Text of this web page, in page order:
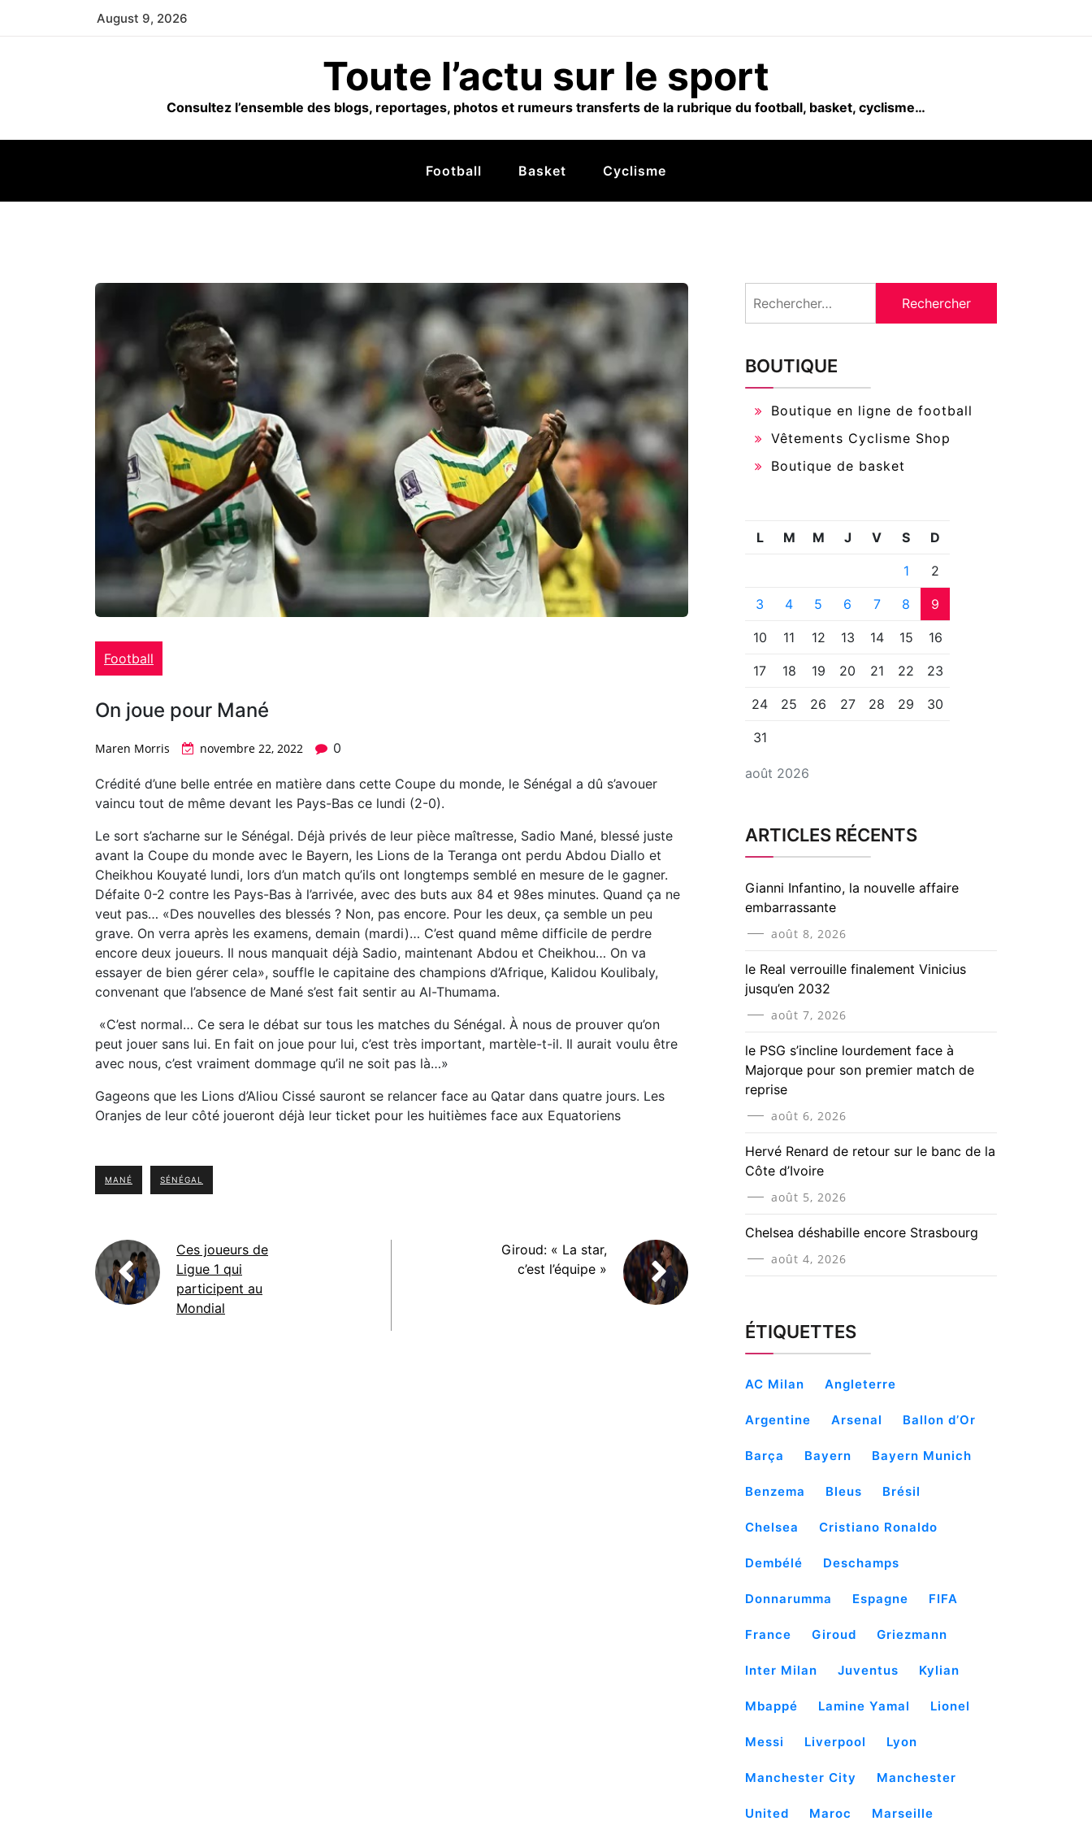
August 9, 2026
Toute l’actu sur le sport
Consultez l’ensemble des blogs, reportages, photos et rumeurs transferts de la rubrique du football, basket, cyclisme…
Football Basket Cyclisme
Football
On joue pour Mané
Maren Morris novembre 22, 2022 0
Crédité d’une belle entrée en matière dans cette Coupe du monde, le Sénégal a dû s’avouer
vaincu tout de même devant les Pays-Bas ce lundi (2-0).
Le sort s’acharne sur le Sénégal. Déjà privés de leur pièce maîtresse, Sadio Mané, blessé juste
avant la Coupe du monde avec le Bayern, les Lions de la Teranga ont perdu Abdou Diallo et
Cheikhou Kouyaté lundi, lors d’un match qu’ils ont longtemps semblé en mesure de le gagner.
Défaite 0-2 contre les Pays-Bas à l’arrivée, avec des buts aux 84 et 98es minutes. Quand ça ne
veut pas… «Des nouvelles des blessés ? Non, pas encore. Pour les deux, ça semble un peu
grave. On verra après les examens, demain (mardi)… C’est quand même difficile de perdre
encore deux joueurs. Il nous manquait déjà Sadio, maintenant Abdou et Cheikhou… On va
essayer de bien gérer cela», souffle le capitaine des champions d’Afrique, Kalidou Koulibaly,
convenant que l’absence de Mané s’est fait sentir au Al-Thumama.
«C’est normal… Ce sera le débat sur tous les matches du Sénégal. À nous de prouver qu’on
peut jouer sans lui. En fait on joue pour lui, c’est très important, martèle-t-il. Il aurait voulu être
avec nous, c’est vraiment dommage qu’il ne soit pas là…»
Gageons que les Lions d’Aliou Cissé sauront se relancer face au Qatar dans quatre jours. Les
Oranjes de leur côté joueront déjà leur ticket pour les huitièmes face aux Equatoriens
MANÉ SÉNÉGAL
Ces joueurs de
Ligue 1 qui
participent au
Mondial
Giroud: « La star,
c’est l’équipe »
BOUTIQUE
Boutique en ligne de football
Vêtements Cyclisme Shop
Boutique de basket
août 2026
L M M J V S D
1 2
3 4 5 6 7 8 9
10 11 12 13 14 15 16
17 18 19 20 21 22 23
24 25 26 27 28 29 30
31
ARTICLES RÉCENTS
Gianni Infantino, la nouvelle affaire
embarrassante
août 8, 2026
le Real verrouille finalement Vinicius
jusqu’en 2032
août 7, 2026
le PSG s’incline lourdement face à
Majorque pour son premier match de
reprise
août 6, 2026
Hervé Renard de retour sur le banc de la
Côte d’Ivoire
août 5, 2026
Chelsea déshabille encore Strasbourg
août 4, 2026
ÉTIQUETTES
AC Milan Angleterre
Argentine Arsenal Ballon d’Or
Barça Bayern Bayern Munich
Benzema Bleus Brésil
Chelsea Cristiano Ronaldo
Dembélé Deschamps
Donnarumma Espagne FIFA
France Giroud Griezmann
Inter Milan Juventus Kylian
Mbappé Lamine Yamal Lionel
Messi Liverpool Lyon
Manchester City Manchester
United Maroc Marseille